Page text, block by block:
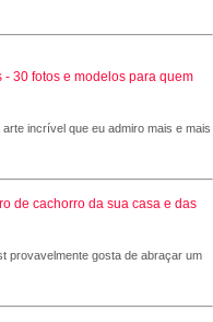
- 30 fotos e modelos para quem
incrível que eu admiro mais e mais
de cachorro da sua casa e das
provavelmente gosta de abraçar um